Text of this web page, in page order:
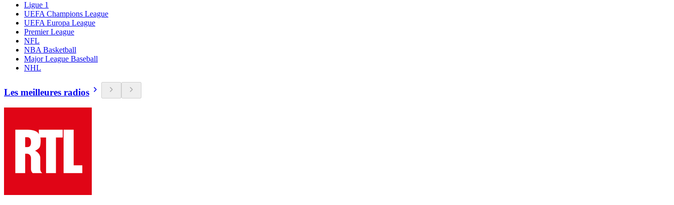
Ligue 1
UEFA Champions League
UEFA Europa League
Premier League
NFL
NBA Basketball
Major League Baseball
NHL
Les meilleures radios